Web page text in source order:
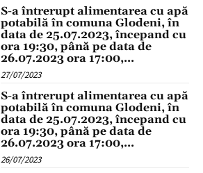
S-a întrerupt alimentarea cu apă
potabilă în comuna Glodeni, în
data de 25.07.2023, începand cu
ora 19:30, până pe data de
26.07.2023 ora 17:00,...
27/07/2023
S-a întrerupt alimentarea cu apă
potabilă în comuna Glodeni, în
data de 25.07.2023, începand cu
ora 19:30, până pe data de
26.07.2023 ora 17:00,...
26/07/2023